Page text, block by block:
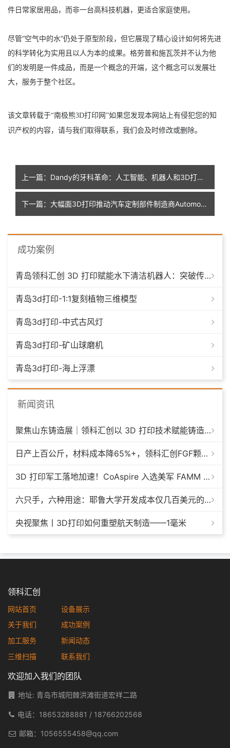
件日常家居用品，而非一台高科技机器，更适合家庭使用。
尽管“空气中的水”仍处于原型阶段，但它展现了精心设计如何将先进
的科学转化为实用且以人为本的成果。格劳普和施瓦茨并不认为他
们的发明是一件成品，而是一个概念的开端，这个概念可以发展壮
大，服务于整个社区。
该文章转载于“南极熊3D打印网”如果您发现本网站上有侵犯您的知
识产权的内容，请与我们取得联系，我们会及时修改或删除。
上一篇：Dandy的牙科革命：人工智能、机器人和3D打印助力大规模定制
下一篇：大幅面3D打印推动汽车定制部件制造商Automotive Entertainmen转型，节省50%生产时间
成功案例
青岛领科汇创 3D 打印赋能水下清洁机器人：突破传统制造，深耕海洋智能装备新场景
青岛3d打印-1:1复刻植物三维模型
青岛3d打印-中式古风灯
青岛3d打印-矿山球磨机
青岛3d打印-海上浮漂
新闻资讯
聚焦山东铸造展｜领科汇创以 3D 打印技术赋能铸造模具革新
日产上百公斤，材料成本降65%+，领科汇创FGF颗粒料3D打印机
3D 打印军工落地加速！CoAspire 入选美军 FAMM 导弹项目，RAACM 巡航导弹依托增材制造推进量产
六只手，六种用途：耶鲁大学开发成本仅几百美元的3D打印多功能假肢套装
央视聚焦丨3D打印如何重塑航天制造——1毫米
领科汇创
网站首页
关于我们
加工服务
三维扫描
设备展示
成功案例
新闻动态
联系我们
欢迎加入我们的团队
地址: 青岛市城阳棘洪滩街道宏祥二路
电话： 18653288881 / 18766202568
邮箱： 1056555458@qq.com